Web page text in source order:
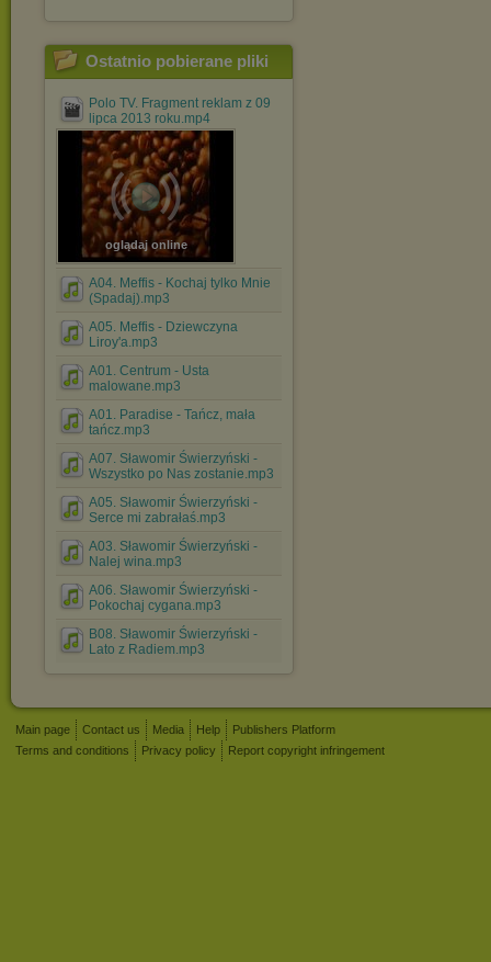
Ostatnio pobierane pliki
Polo TV. Fragment reklam z 09
lipca 2013 roku.mp4
oglądaj online
A04. Meffis - Kochaj tylko Mnie
(Spadaj).mp3
A05. Meffis - Dziewczyna
Liroy'a.mp3
A01. Centrum - Usta
malowane.mp3
A01. Paradise - Tańcz, mała
tańcz.mp3
A07. Sławomir Świerzyński -
Wszystko po Nas zostanie.mp3
A05. Sławomir Świerzyński -
Serce mi zabrałaś.mp3
A03. Sławomir Świerzyński -
Nalej wina.mp3
A06. Sławomir Świerzyński -
Pokochaj cygana.mp3
B08. Sławomir Świerzyński -
Lato z Radiem.mp3
Main page Contact us Media Help
Publishers Platform
Terms and conditions
Privacy policy Report copyright infringement